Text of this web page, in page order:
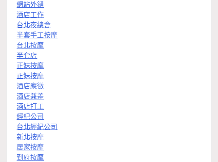
網站外鏈
酒店工作
台北夜總會
半套手工按摩
台北按摩
半套店
正妹按摩
正妹按摩
酒店應徵
酒店兼差
酒店打工
經紀公司
台北經紀公司
新北按摩
居家按摩
到府按摩